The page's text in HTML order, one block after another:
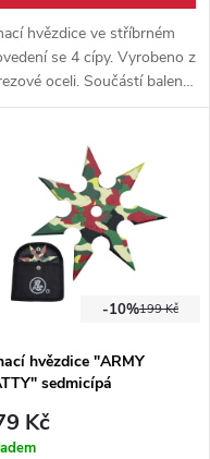
hvězdice ve stříbrném
se 4 cípy. Vyrobeno z
oceli. Součástí balení
pouzdro.
199 Kč
-10%
hvězdice "ARMY
sedmicípá
Kč